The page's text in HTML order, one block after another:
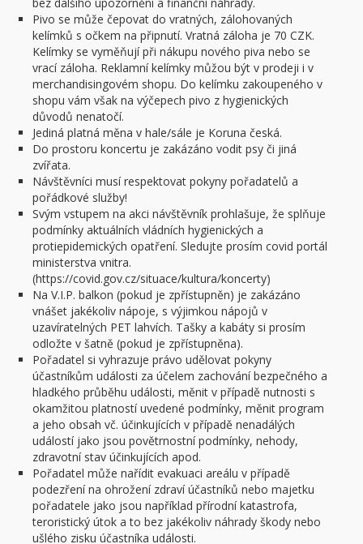
Pivo se může čepovat do vratných, zálohovaných
kelímků s očkem na připnutí. Vratná záloha je 70 CZK.
Kelímky se vyměňují při nákupu nového piva nebo se
vrací záloha. Reklamní kelímky můžou být v prodeji i v
merchandisingovém shopu. Do kelímku zakoupeného v
shopu vám však na výčepech pivo z hygienických
důvodů nenatočí.
Jediná platná měna v hale/sále je Koruna česká.
Do prostoru koncertu je zakázáno vodit psy či jiná
zvířata.
Návštěvníci musí respektovat pokyny pořadatelů a
pořádkové služby!
Svým vstupem na akci návštěvník prohlašuje, že splňuje
podmínky aktuálních vládních hygienických a
protiepidemických opatření. Sledujte prosím covid portál
ministerstva vnitra.
(https://covid.gov.cz/situace/kultura/koncerty)
Na V.I.P. balkon (pokud je zpřístupněn) je zakázáno
vnášet jakékoliv nápoje, s výjimkou nápojů v
uzavíratelných PET lahvích. Tašky a kabáty si prosím
odložte v šatně (pokud je zpřístupněna).
Pořadatel si vyhrazuje právo udělovat pokyny
účastníkům události za účelem zachování bezpečného a
hladkého průběhu události, měnit v případě nutnosti s
okamžitou platností uvedené podmínky, měnit program
a jeho obsah vč. účinkujících v případě nenadálých
událostí jako jsou povětrnostní podmínky, nehody,
zdravotní stav účinkujících apod.
Pořadatel může nařídit evakuaci areálu v případě
podezření na ohrožení zdraví účastníků nebo majetku
pořadatele jako jsou například přírodní katastrofa,
teroristický útok a to bez jakékoliv náhrady škody nebo
ušlého zisku účastníka události.